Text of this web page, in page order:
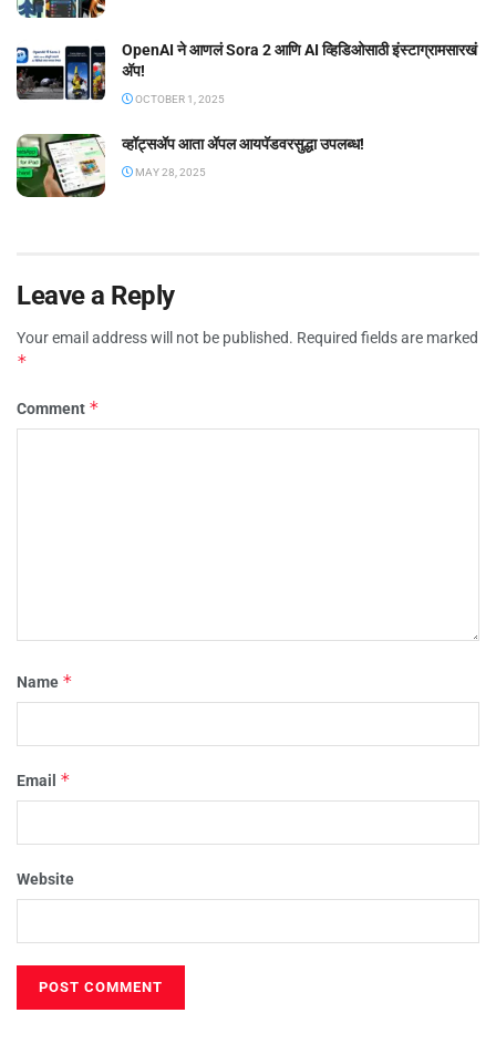
OpenAI ने आणलं Sora 2 आणि AI व्हिडिओसाठी इंस्टाग्रामसारखं
अ‍ॅप!
OCTOBER 1, 2025
व्हॉट्सॲप आता ॲपल आयपॅडवरसुद्धा उपलब्ध!
MAY 28, 2025
Leave a Reply
Your email address will not be published. Required fields are marked
*
Comment *
Name *
Email *
Website